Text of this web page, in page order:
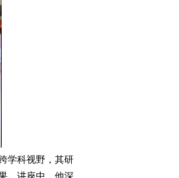
学科视野，其研
。讲座中，他深